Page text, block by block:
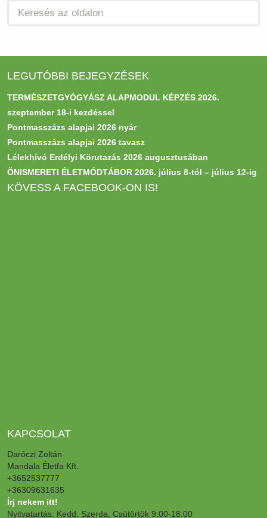
LEGUTÓBBI BEJEGYZÉSEK
TERMÉSZETGYÓGYÁSZ ALAPMODUL KÉPZÉS 2026.
szeptember 18-i kezdéssel
Pontmasszázs alapjai 2026 nyár
Pontmasszázs alapjai 2026 tavasz
Lélekhívó Erdélyi Körutazás 2026 augusztusában
ÖNISMERETI ÉLETMÓDTÁBOR 2026. július 8-tól – július 12-ig
KÖVESS A FACEBOOK-ON IS!
KAPCSOLAT
Daróczi Zoltán
Mandala Életfa Kft.
+3652537777
+36309631635
Írj nekem itt!
Nyitvatartás: Kedd, Szerda, Csütörtök 9:00-18:00